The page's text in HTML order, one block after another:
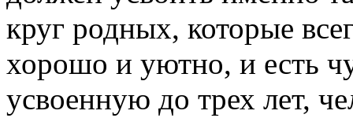
круг родных, которые
хорошо и уютно, и есть
усвоенную до трех лет,